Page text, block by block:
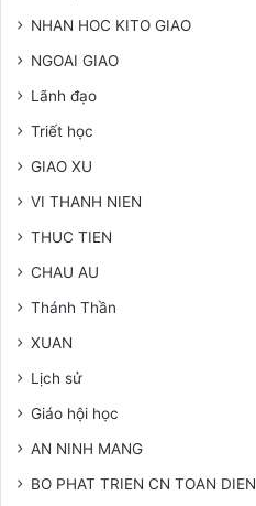
NHAN HOC KITO GIAO
NGOAI GIAO
Lãnh đạo
Triết học
GIAO XU
VI THANH NIEN
THUC TIEN
CHAU AU
Thánh Thần
XUAN
Lịch sử
Giáo hội học
AN NINH MANG
BO PHAT TRIEN CN TOAN DIEN